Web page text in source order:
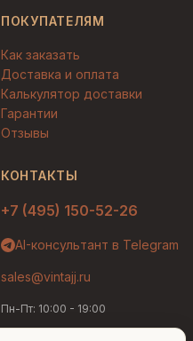
ПОКУПАТЕЛЯМ
Как заказать
Доставка и оплата
Калькулятор доставки
Гарантии
Отзывы
КОНТАКТЫ
+7 (495) 150-52-26
AI-консультант в Telegram
sales@vintajj.ru
Пн-Пт: 10:00 - 19:00